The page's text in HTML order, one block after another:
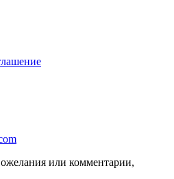
или комментарии,